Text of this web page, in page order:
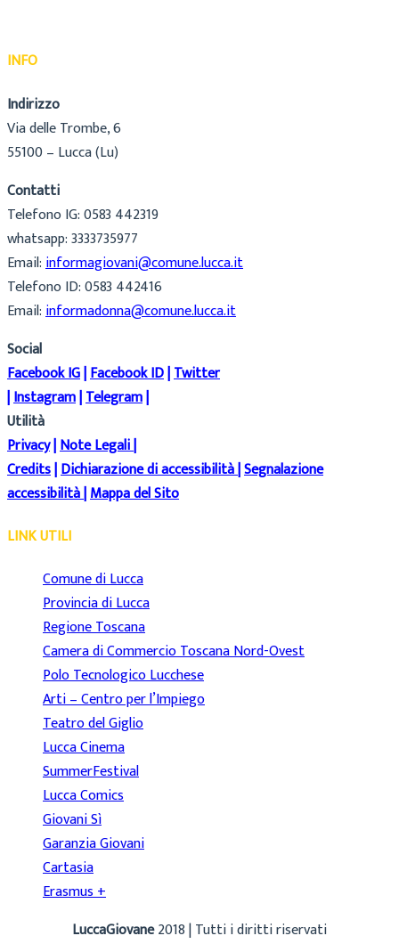
INFO
Indirizzo
Via delle Trombe, 6
55100 – Lucca (Lu)
Contatti
Telefono IG: 0583 442319
whatsapp: 3333735977
Email:informagiovani@comune.lucca.it
Telefono ID: 0583 442416
Email:informadonna@comune.lucca.it
Social
Facebook IG|Facebook ID|Twitter
|Instagram|Telegram|
Utilità
Privacy|Note Legali|
Credits|Dichiarazione di accessibilità|Segnalazione
accessibilità|Mappa del Sito
LINK UTILI
Comune di Lucca
Provincia di Lucca
Regione Toscana
Camera di Commercio Toscana Nord-Ovest
Polo Tecnologico Lucchese
Arti – Centro per l’Impiego
Teatro del Giglio
Lucca Cinema
SummerFestival
Lucca Comics
Giovani Sì
Garanzia Giovani
Cartasia
Erasmus +
LuccaGiovane2018 | Tutti i diritti riservati